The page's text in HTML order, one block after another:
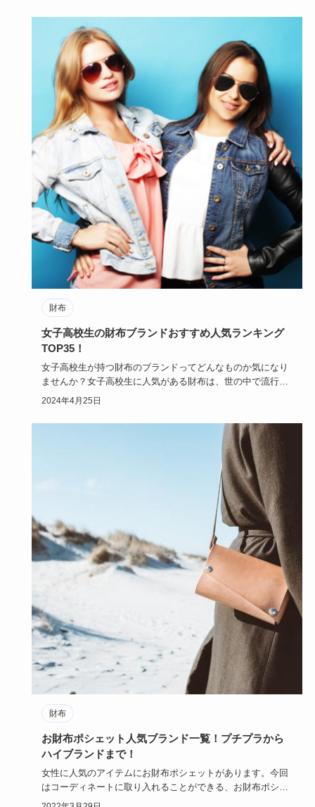
財布
女子高校生の財布ブランドおすすめ人気ランキング
TOP35！
女子高校生が持つ財布のブランドってどんなものか気になり
ませんか？女子高校生に人気がある財布は、世の中で流行っ
ているものに感…
2024年4月25日
財布
お財布ポシェット人気ブランド一覧！プチプラから
ハイブランドまで！
女性に人気のアイテムにお財布ポシェットがあります。今回
はコーディネートに取り入れることができる、お財布ポシェ
ットに人気ブラ…